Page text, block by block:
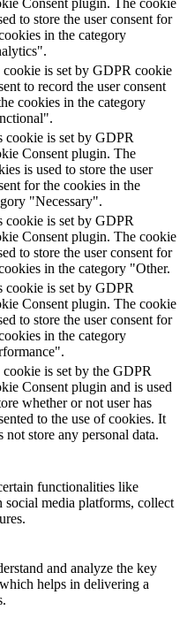
Consent plugin. The cookie
to store the user consent for
in the category
cookie is set by GDPR cookie
to record the user consent
cookies in the category
cookie is set by GDPR
Consent plugin. The
is used to store the user
for the cookies in the
"Necessary".
cookie is set by GDPR
Consent plugin. The cookie
to store the user consent for
in the category "Other.
cookie is set by GDPR
Consent plugin. The cookie
to store the user consent for
in the category
cookie is set by the GDPR
Consent plugin and is used
whether or not user has
to the use of cookies. It
not store any personal data.
functionalities like
social media platforms, collect
and analyze the key
helps in delivering a